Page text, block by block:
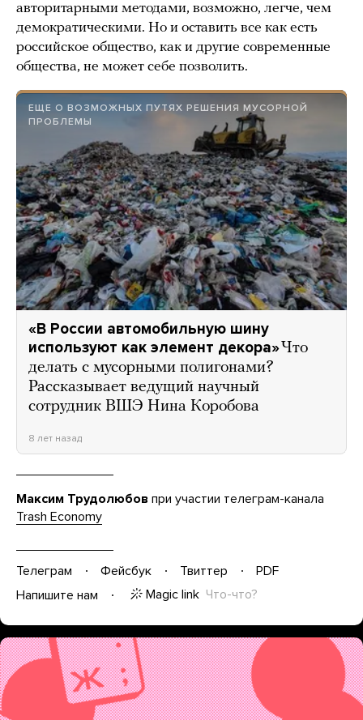
авторитарными методами, возможно, легче, чем
демократическими. Но и оставить все как есть
российское общество, как и другие современные
общества, не может себе позволить.
ЕЩЕ О ВОЗМОЖНЫХ ПУТЯХ РЕШЕНИЯ МУСОРНОЙ
ПРОБЛЕМЫ
«В России автомобильную шину
используют как элемент декора»Что
делать с мусорными полигонами?
Рассказывает ведущий научный
сотрудник ВШЭ Нина Коробова
8 лет назад
Максим Трудолюбов при участии телеграм-канала
Trash Economy
Телеграм Фейсбук Твиттер
PDF
Напишите нам
Magic link Что-что?